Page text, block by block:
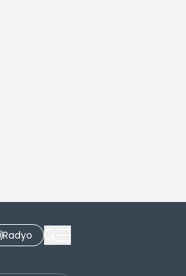
Radyo